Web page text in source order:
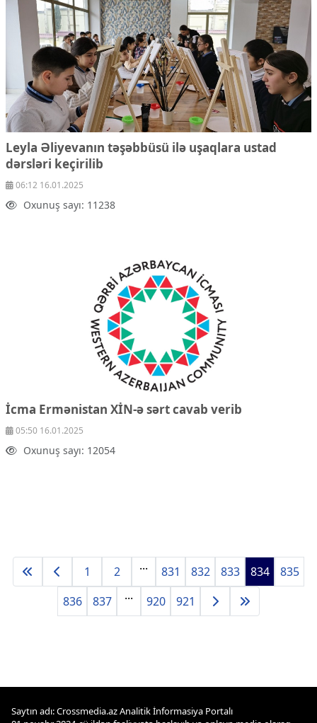
Leyla Əliyevanın təşəbbüsü ilə uşaqlara ustad
dərsləri keçirilib
06:12 16.01.2025
Oxunuş sayı: 11238
İcma Ermənistan XİN-ə sərt cavab verib
05:50 16.01.2025
Oxunuş sayı: 12054
1 2 ... 831 832 833 834
835
836
837 ... 920 921
Saytın adı: Crossmedia.az Analitik İnformasiya Portalı